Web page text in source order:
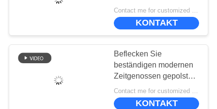
WERKSBESICHTIGUNG
QUALITÄTSKONTROLLE
umweltfreundliches vor
Contact me for customized MOQ:10
KONTAKT
Beflecken Sie
beständigen modernen
Zeitgenossen gepolstert,
Stühle speisend
50*40*45cm
Contact me for customized MOQ:10
KONTAKT